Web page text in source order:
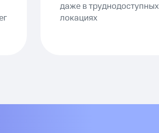
даже в труднодоступных
локациях